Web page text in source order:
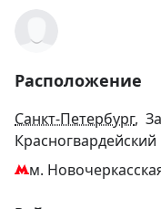
Расположение
Санкт-Петербург,
Красногвардейский
м.